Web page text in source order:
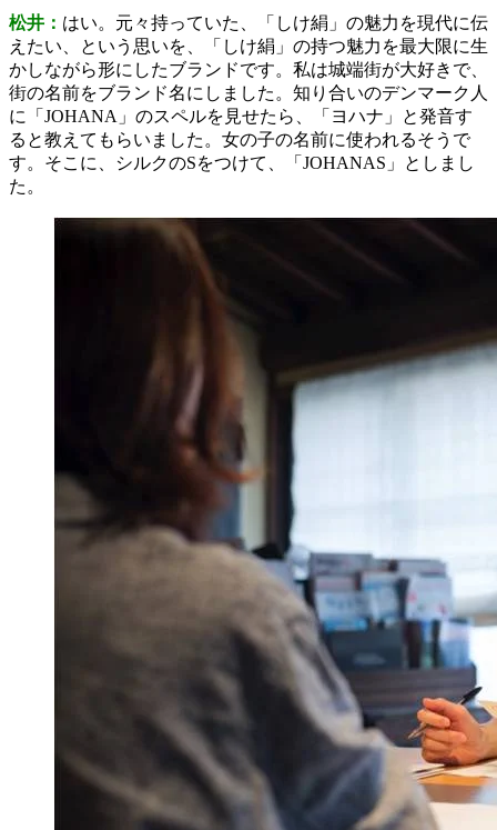
松井： はい。元々持っていた、「しけ絹」の魅力を現代に伝
えたい、という思いを、「しけ絹」の持つ魅力を最大限に生
かしながら形にしたブランドです。私は城端街が大好きで、
街の名前をブランド名にしました。知り合いのデンマーク人
に「JOHANA」のスペルを見せたら、「ヨハナ」と発音す
ると教えてもらいました。女の子の名前に使われるそうで
す。そこに、シルクのSをつけて、「JOHANAS」としまし
た。